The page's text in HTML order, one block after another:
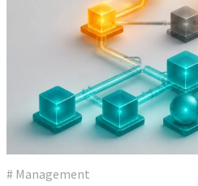
# Management